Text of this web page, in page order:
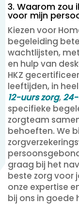
3. Waarom zou
voor mijn
Kiezen voor
begeleiding
wachtlijsten,
en hulp van
HKZ
leeftijden, in
12-uurs zorg,
specifieke
zorgteam
behoeften. We
graag bij het
beste zorg voor
onze expertise
bij ons in goede